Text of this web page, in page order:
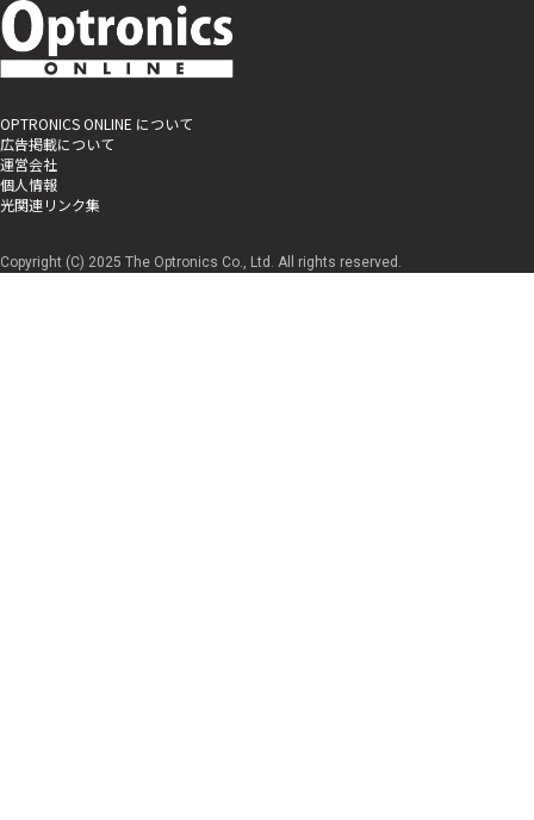
OPTRONICS ONLINE について
広告掲載について
運営会社
個人情報
光関連リンク集
Copyright (C) 2025 The Optronics Co., Ltd. All rights reserved.